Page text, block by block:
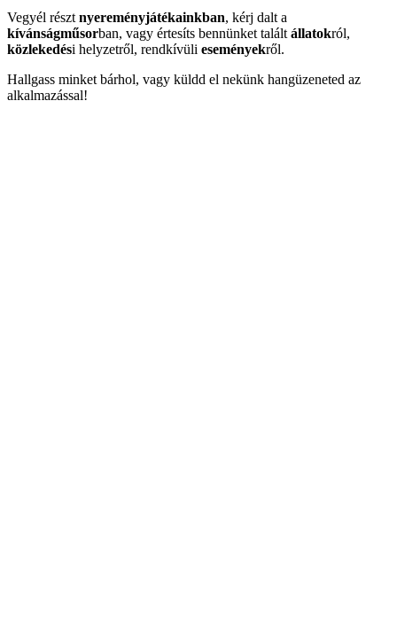
Vegyél részt nyereményjátékainkban, kérj dalt a
kívánságműsorban, vagy értesíts bennünket talált állatokról,
közlekedési helyzetről, rendkívüli eseményekről.
Hallgass minket bárhol, vagy küldd el nekünk hangüzeneted az
alkalmazással!